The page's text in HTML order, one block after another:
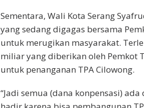
Sementara, Wali Kota Serang
yang sedang digagas bersama
untuk merugikan masyarakat.
miliar yang diberikan oleh Pemkot
untuk penanganan TPA Cilowong.
“Jadi semua (dana konpensasi)